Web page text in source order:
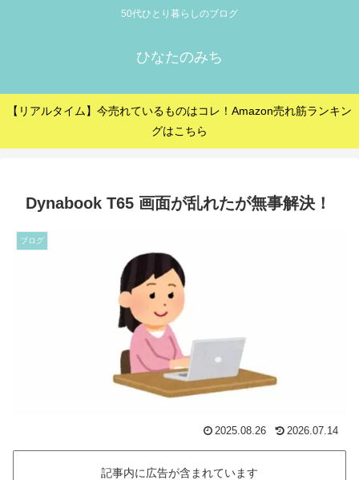
50代ひとり暮らしのブログ
ひなたのみち
【リアルタイム】今売れているものはコレ！Amazon売れ筋ランキン
グはこちら
Dynabook T65 画面が乱れたが無事解決！
ブログ
2025.08.26 2026.07.14
記事内に広告が含まれています